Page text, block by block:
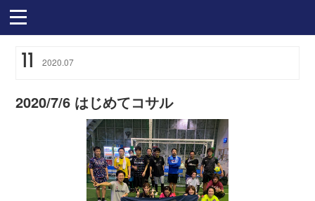
11 2020.07
2020/7/6 はじめてコサル